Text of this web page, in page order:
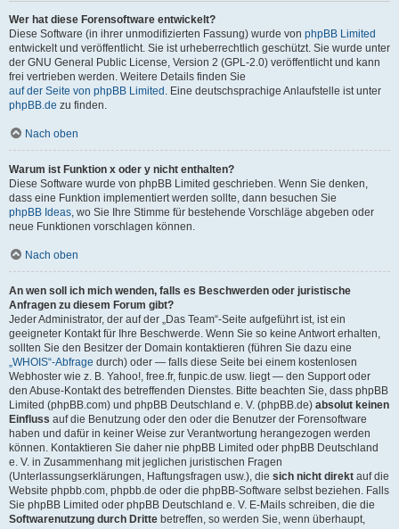
Wer hat diese Forensoftware entwickelt?
Diese Software (in ihrer unmodifizierten Fassung) wurde von phpBB Limited
entwickelt und veröffentlicht. Sie ist urheberrechtlich geschützt. Sie wurde unter
der GNU General Public License, Version 2 (GPL-2.0) veröffentlicht und kann
frei vertrieben werden. Weitere Details finden Sie
auf der Seite von phpBB Limited . Eine deutschsprachige Anlaufstelle ist unter
phpBB.de zu finden.
Nach oben
Warum ist Funktion x oder y nicht enthalten?
Diese Software wurde von phpBB Limited geschrieben. Wenn Sie denken,
dass eine Funktion implementiert werden sollte, dann besuchen Sie
phpBB Ideas, wo Sie Ihre Stimme für bestehende Vorschläge abgeben oder
neue Funktionen vorschlagen können.
Nach oben
An wen soll ich mich wenden, falls es Beschwerden oder juristische
Anfragen zu diesem Forum gibt?
Jeder Administrator, der auf der „Das Team“-Seite aufgeführt ist, ist ein
geeigneter Kontakt für Ihre Beschwerde. Wenn Sie so keine Antwort erhalten,
sollten Sie den Besitzer der Domain kontaktieren (führen Sie dazu eine
„WHOIS“-Abfrage durch) oder — falls diese Seite bei einem kostenlosen
Webhoster wie z. B. Yahoo!, free.fr, funpic.de usw. liegt — den Support oder
den Abuse-Kontakt des betreffenden Dienstes. Bitte beachten Sie, dass phpBB
Limited (phpBB.com) und phpBB Deutschland e. V. (phpBB.de) absolut keinen
Einfluss auf die Benutzung oder den oder die Benutzer der Forensoftware
haben und dafür in keiner Weise zur Verantwortung herangezogen werden
können. Kontaktieren Sie daher nie phpBB Limited oder phpBB Deutschland
e. V. in Zusammenhang mit jeglichen juristischen Fragen
(Unterlassungserklärungen, Haftungsfragen usw.), die sich nicht direkt auf die
Website phpbb.com, phpbb.de oder die phpBB-Software selbst beziehen. Falls
Sie phpBB Limited oder phpBB Deutschland e. V. E-Mails schreiben, die die
Softwarenutzung durch Dritte betreffen, so werden Sie, wenn überhaupt,